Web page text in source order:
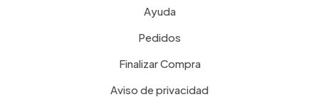
Ayuda
Pedidos
Finalizar Compra
Aviso de privacidad